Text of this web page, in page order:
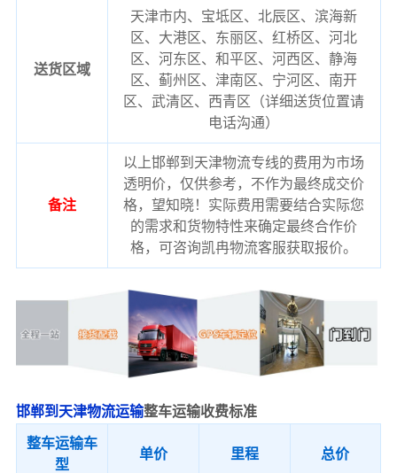
送货区域
天津市内、宝坻区、北辰区、滨海新
区、大港区、东丽区、红桥区、河北
区、河东区、和平区、河西区、静海
区、蓟州区、津南区、宁河区、南开
区、武清区、西青区（详细送货位置请
电话沟通）
备注
以上邯郸到天津物流专线的费用为市场
透明价，仅供参考，不作为最终成交价
格，望知晓！实际费用需要结合实际您
的需求和货物特性来确定最终合作价
格，可咨询凯冉物流客服获取报价。
邯郸到天津物流运输整车运输收费标准
整车运输车
型
单价 里程 总价